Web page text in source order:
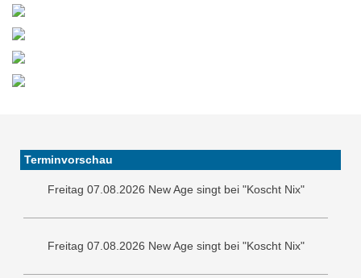
Terminvorschau
Freitag 07.08.2026 New Age singt bei "Koscht Nix"
Freitag 07.08.2026 New Age singt bei "Koscht Nix"